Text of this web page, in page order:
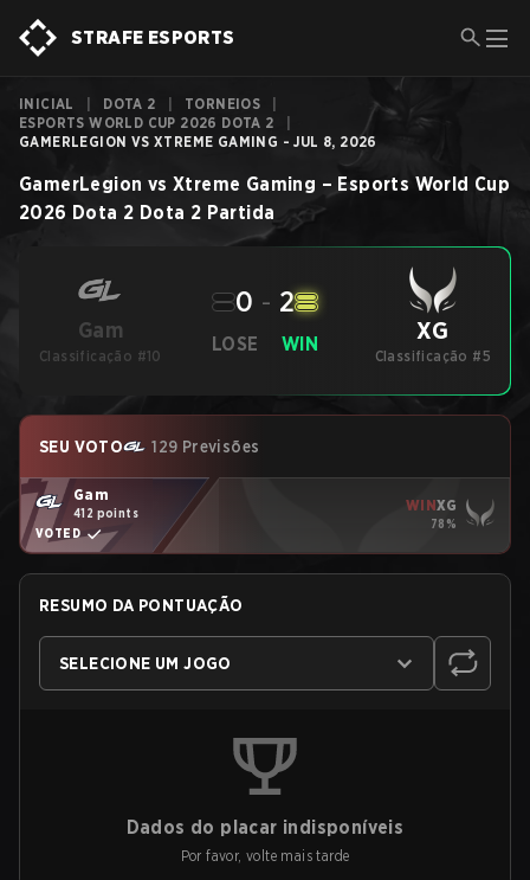
STRAFE ESPORTS
INICIAL DOTA 2 TORNEIOS
ESPORTS WORLD CUP 2026 DOTA 2
GAMERLEGION VS XTREME GAMING - JUL 8, 2026
GamerLegion vs Xtreme Gaming – Esports World Cup
2026 Dota 2 Dota 2 Partida
Gam
Classificação #10
LOSE
0 - 2
WIN XG
Classificação #5
SEU VOTO 129 Previsões
Gam
412 points
VOTED
WINXG
78%
RESUMO DA PONTUAÇÃO
SELECIONE UM JOGO
Dados do placar indisponíveis
Por favor, volte mais tarde